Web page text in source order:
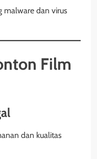
malware dan virus
Film
dan kualitas